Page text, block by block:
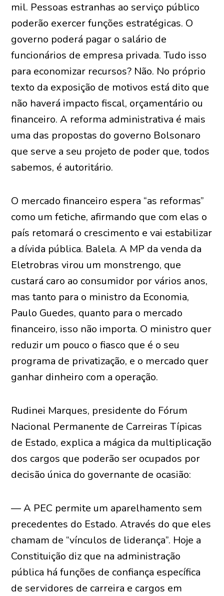
mil. Pessoas estranhas ao serviço público
poderão exercer funções estratégicas. O
governo poderá pagar o salário de
funcionários de empresa privada. Tudo isso
para economizar recursos? Não. No próprio
texto da exposição de motivos está dito que
não haverá impacto fiscal, orçamentário ou
financeiro. A reforma administrativa é mais
uma das propostas do governo Bolsonaro
que serve a seu projeto de poder que, todos
sabemos, é autoritário.
O mercado financeiro espera “as reformas”
como um fetiche, afirmando que com elas o
país retomará o crescimento e vai estabilizar
a dívida pública. Balela. A MP da venda da
Eletrobras virou um monstrengo, que
custará caro ao consumidor por vários anos,
mas tanto para o ministro da Economia,
Paulo Guedes, quanto para o mercado
financeiro, isso não importa. O ministro quer
reduzir um pouco o fiasco que é o seu
programa de privatização, e o mercado quer
ganhar dinheiro com a operação.
Rudinei Marques, presidente do Fórum
Nacional Permanente de Carreiras Típicas
de Estado, explica a mágica da multiplicação
dos cargos que poderão ser ocupados por
decisão única do governante de ocasião:
— A PEC permite um aparelhamento sem
precedentes do Estado. Através do que eles
chamam de “vínculos de liderança”. Hoje a
Constituição diz que na administração
pública há funções de confiança específica
de servidores de carreira e cargos em